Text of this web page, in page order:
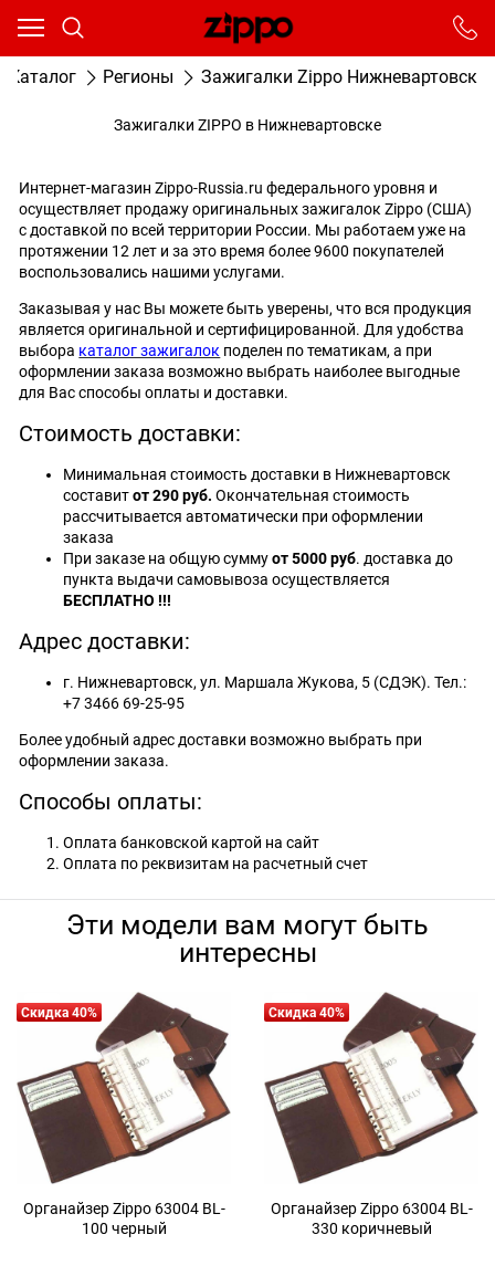
Каталог Регионы Зажигалки Zippo Нижневартовск
Зажигалки ZIPPO в Нижневартовске
Интернет-магазин Zippo-Russia.ru федерального уровня и
осуществляет продажу оригинальных зажигалок Zippo (США)
с доставкой по всей территории России. Мы работаем уже на
протяжении 12 лет и за это время более 9600 покупателей
воспользовались нашими услугами.
Заказывая у нас Вы можете быть уверены, что вся продукция
является оригинальной и сертифицированной. Для удобства
выбора каталог зажигалок поделен по тематикам, а при
оформлении заказа возможно выбрать наиболее выгодные
для Вас способы оплаты и доставки.
Стоимость доставки:
Минимальная стоимость доставки в Нижневартовск
составитот 290 руб. Окончательная стоимость
рассчитывается автоматически при оформлении
заказа
При заказе на общую суммуот 5000 руб. доставка до
пункта выдачи самовывоза осуществляется
БЕСПЛАТНО !!!
Адрес доставки:
г. Нижневартовск, ул. Маршала Жукова, 5 (СДЭК). Тел.:
+7 3466 69-25-95
Более удобный адрес доставки возможно выбрать при
оформлении заказа.
Способы оплаты:
Оплата банковской картой на сайт
Оплата по реквизитам на расчетный счет
Эти модели вам могут быть
интересны
Скидка 40%
Органайзер Zippo 63004 BL-
100 черный
Скидка 40%
Органайзер Zippo 63004 BL-
330 коричневый
Ваш город - Москва,
От выбранного города зависят сроки доставки